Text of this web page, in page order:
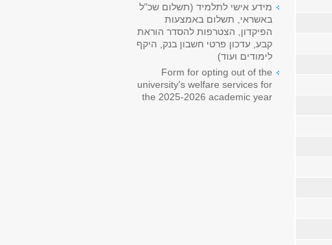
מידע אישי לתלמיד (תשלום שכ"ל
באשראי, תשלום באמצעות
הפיקדון, הצטרפות להסדר הוראת
קבע, עדכון פרטי חשבון בנק, היקף
לימודים ועוד)
Form for opting out of the
university's welfare services for
the 2025-2026 academic year